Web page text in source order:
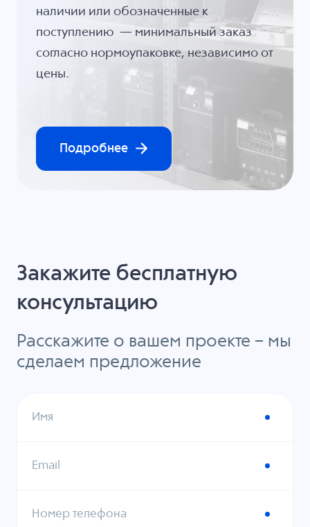
наличии или обозначенные к
поступлению — минимальный заказ
согласно нормоупаковке, независимо от
цены.
Подробнее
Закажите бесплатную
консультацию
Расскажите о вашем проекте – мы
сделаем предложение
Имя
Email
Номер телефона